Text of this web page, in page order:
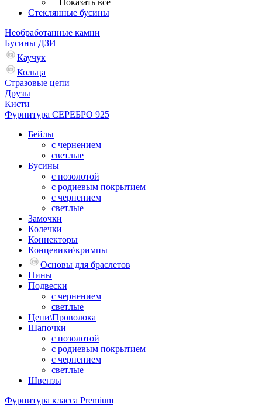
Стеклянные бусины
Необработанные камни
Бусины ДЗИ
Каучук
Кольца
Стразовые цепи
Друзы
Кисти
Фурнитура СЕРЕБРО 925
Бейлы
с чернением
светлые
Бусины
с позолотой
с родиевым покрытием
с чернением
светлые
Замочки
Колечки
Коннекторы
Концевики\кримпы
Основы для браслетов
Пины
Подвески
с чернением
светлые
Цепи\Проволока
Шапочки
с позолотой
с родиевым покрытием
с чернением
светлые
Швензы
Фурнитура класса Premium